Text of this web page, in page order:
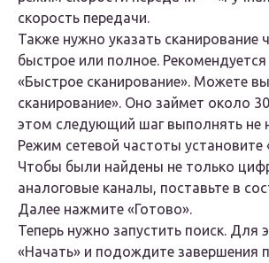
скорость передачи.
Также нужно указать сканирование
быстрое или полное. Рекомендуется
«Быстрое сканирование». Можете
сканирование». Оно займет около
этом следующий шаг выполнять не
Режим сетевой частоты установите
Чтобы были найдены не только
аналоговые каналы, поставьте в
Далее нажмите «Готово».
Теперь нужно запустить поиск. Для
«Начать» и подождите завершения